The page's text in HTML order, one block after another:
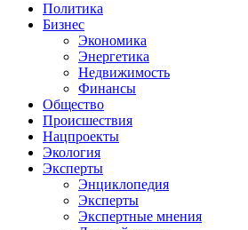
Политика
Бизнес
Экономика
Энергетика
Недвижимость
Финансы
Общество
Происшествия
Нацпроекты
Экология
Эксперты
Энциклопедия
Эксперты
Экспертные мнения